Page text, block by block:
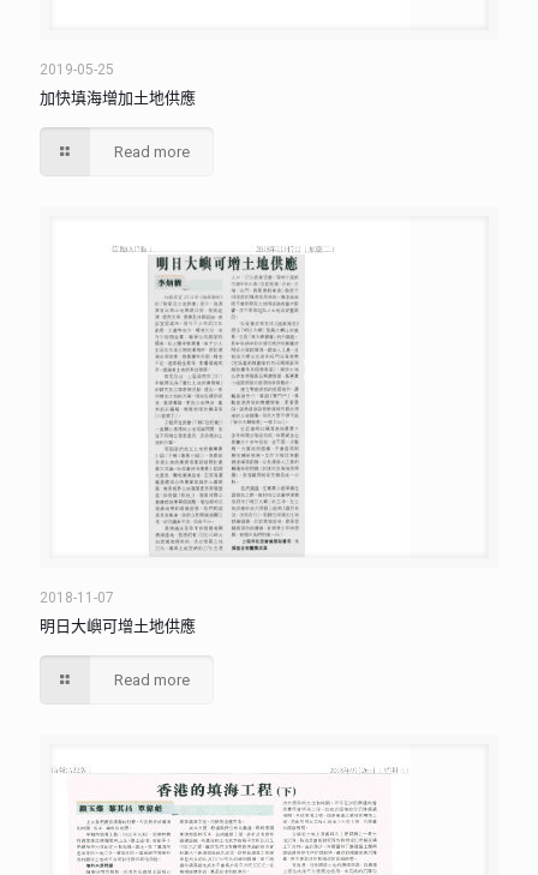
2019-05-25
加快填海增加土地供應
Read more
2018-11-07
明日大嶼可增土地供應
Read more